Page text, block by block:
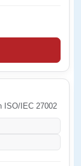
ISO/IEC 27002